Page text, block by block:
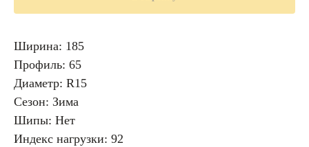
Ширина: 185
Профиль: 65
Диаметр: R15
Сезон: Зима
Шипы: Нет
Индекс нагрузки: 92